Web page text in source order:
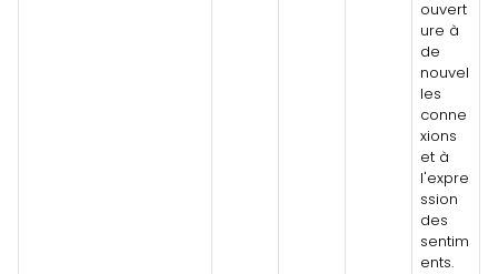
ouvert
ure à
de
nouvel
les
conne
xions
et à
l'expre
ssion
des
sentim
ents.